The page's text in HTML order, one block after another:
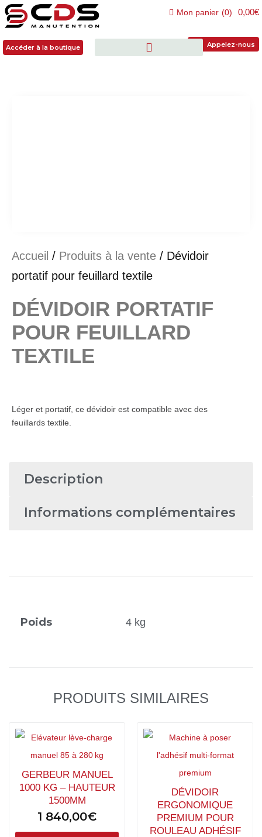
Accéder à la boutique
Mon panier (0) 0,00€
Appelez-nous
Accueil / Produits à la vente / Dévidoir
portatif pour feuillard textile
DÉVIDOIR PORTATIF
POUR FEUILLARD
TEXTILE
Léger et portatif, ce dévidoir est compatible avec des
feuillards textile.
Description
Informations complémentaires
Poids 4 kg
PRODUITS SIMILAIRES
GERBEUR MANUEL
1000 KG – HAUTEUR
1500MM
1 840,00€
DÉVIDOIR
ERGONOMIQUE
PREMIUM POUR
ROULEAU ADHÉSIF